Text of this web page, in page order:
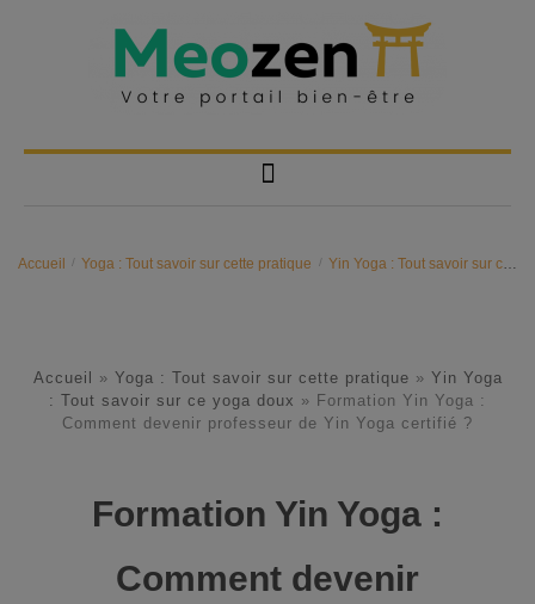
Accueil / Yoga : Tout savoir sur cette pratique / Yin Yoga : Tout savoir sur ce yoga doux
Accueil » Yoga : Tout savoir sur cette pratique » Yin Yoga
: Tout savoir sur ce yoga doux » Formation Yin Yoga :
Comment devenir professeur de Yin Yoga certifié ?
Formation Yin Yoga :
Comment devenir